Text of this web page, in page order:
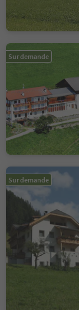
Sur demande
Sur demande